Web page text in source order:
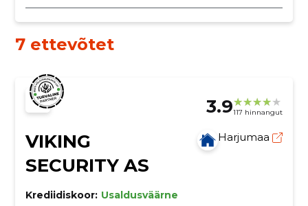
7 ettevõtet
3.9117 hinnangut
VIKING
SECURITY AS
Harjumaa
Krediidiskoor: Usaldusväärne